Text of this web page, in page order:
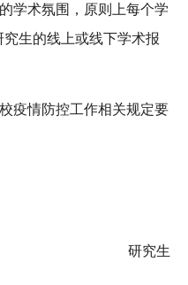
学术氛围，原则上每个学
生的线上或线下学术报
疫情防控工作相关规定要
生